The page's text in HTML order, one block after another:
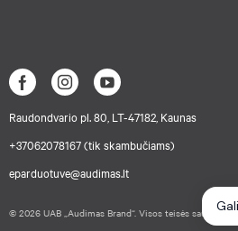
Raudondvario pl. 80, LT-47182, Kaunas
+37062078167 (tik skambučiams)
eparduotuve@audimas.lt
© 2026 UAB „Audimas Brand“. Visos teisės saugomos.